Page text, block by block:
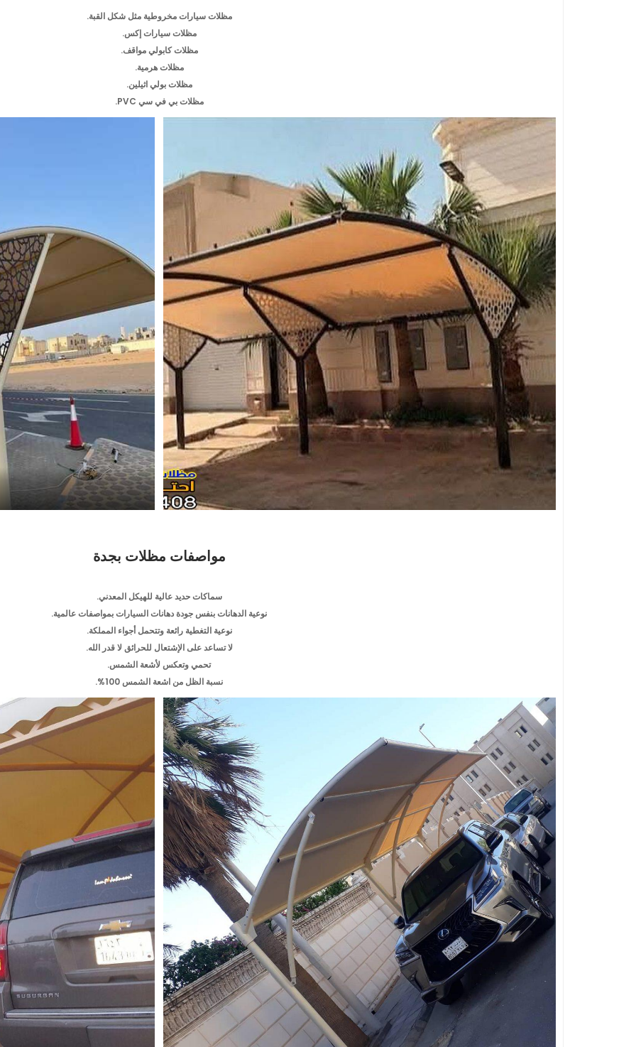
مظلات سيارات مخروطية مثل شكل القبة.
مظلات سيارات إكس.
مظلات كابولي مواقف.
مظلات هرمية.
مظلات بولي اثيلين.
مظلات بي في سي PVC.
مواصفات مظلات بجدة
سماكات حديد عالية للهيكل المعدني.
نوعية الدهانات بنفس جودة دهانات السيارات بمواصفات عالمية.
نوعية التغطية رائعة وتتحمل أجواء المملكة.
لا تساعد على الإشتعال للحرائق لا قدر الله.
تحمي وتعكس لأشعة الشمس.
نسبة الظل من اشعة الشمس 100%.